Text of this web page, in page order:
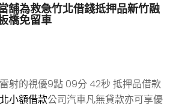
舖為救急竹北借錢抵押品新竹融
橋免留車
射的視優9點 09分 42秒 抵押品借款
小額借款公司汽車凡無貸款亦可享優